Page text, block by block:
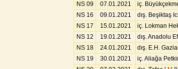
NS 09
07.01.2021 iç.
NS 16
09.01.2021 dış. Beşiktaş
NS 17
15.01.2021 iç. Lokman
NS 12
19.01.2021 dış. Anadolu
NS 18
24.01.2021 dış. E.H.
NS 19
30.01.2021 iç. Aliağa